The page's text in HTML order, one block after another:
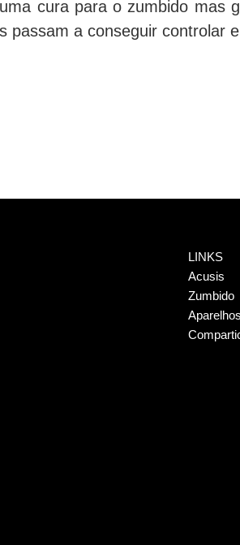
cura para o zumbido mas
passam a conseguir controlar
LINKS
Acusis
Zumbido